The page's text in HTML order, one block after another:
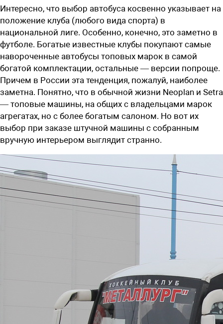
Интересно, что выбор автобуса косвенно указывает на
положение клуба (любого вида спорта) в
национальной лиге. Особенно, конечно, это заметно в
футболе. Богатые известные клубы покупают самые
навороченные автобусы топовых марок в самой
богатой комплектации, остальные — версии попроще.
Причем в России эта тенденция, пожалуй, наиболее
заметна. Понятно, что в обычной жизни Neoplan и Setra
— топовые машины, на общих с владельцами марок
агрегатах, но с более богатым салоном. Но вот их
выбор при заказе штучной машины с собранным
вручную интерьером выглядит странно.